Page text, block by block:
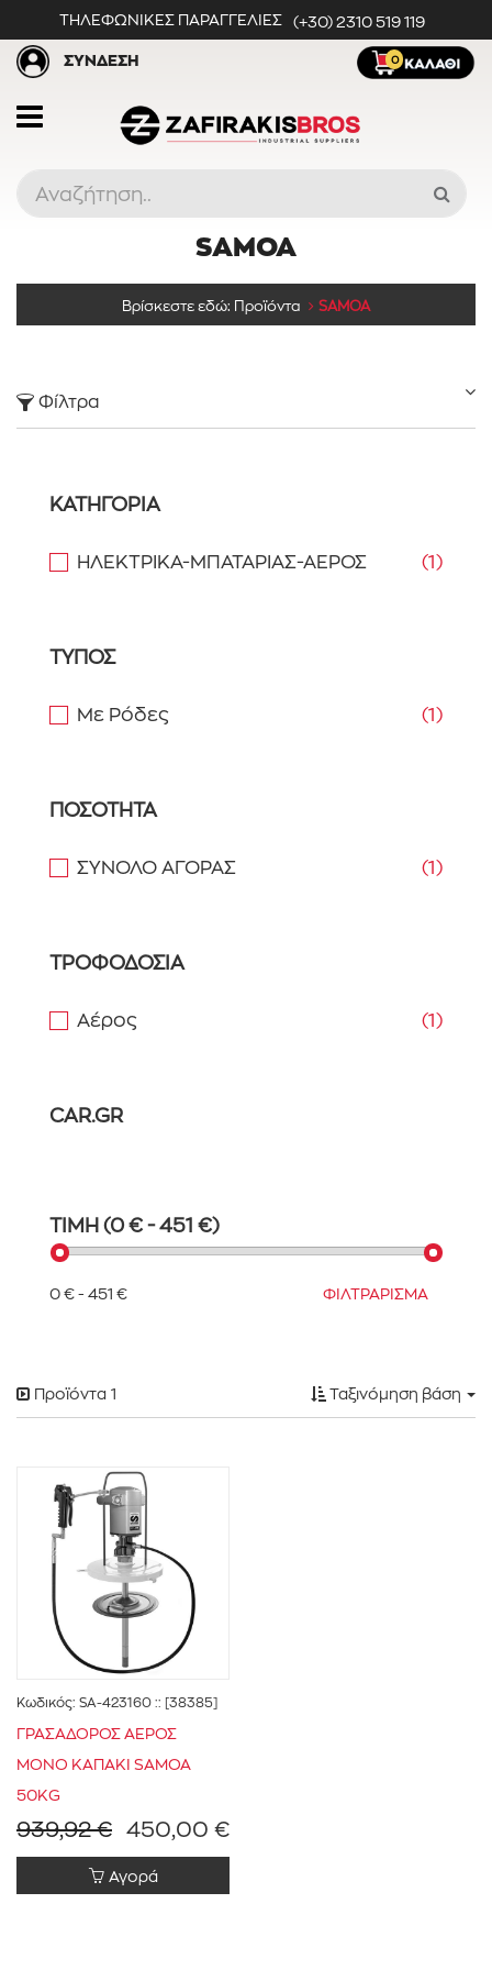
ΤΗΛΕΦΩΝΙΚΕΣ ΠΑΡΑΓΓΕΛΙΕΣ (+30) 2310 519 119
0
ΣΥΝΔΕΣΗ
SAMOA
Βρίσκεστε εδώ: Προϊόντα SAMOA
Φίλτρα
ΚΑΤΗΓΟΡΙΑ
ΗΛΕΚΤΡΙΚΑ-ΜΠΑΤΑΡΙΑΣ-ΑΕΡΟΣ (1)
ΤΥΠΟΣ
Με Ρόδες (1)
ΠΟΣΟΤΗΤΑ
ΣΥΝΟΛΟ ΑΓΟΡΑΣ (1)
ΤΡΟΦΟΔΟΣΙΑ
Αέρος (1)
CAR.GR
ΤΙΜΗ (0 € - 451 €)
0 € - 451 € ΦΙΛΤΡΑΡΙΣΜΑ
Προϊόντα 1 Ταξινόμηση βάση
Κωδικός: SA-423160 :: [38385]
ΓΡΑΣΑΔΟΡΟΣ ΑΕΡΟΣ
ΜΟΝΟ ΚΑΠΑΚΙ SAMOA
50KG
939,92 € 450,00 €
Αγορά